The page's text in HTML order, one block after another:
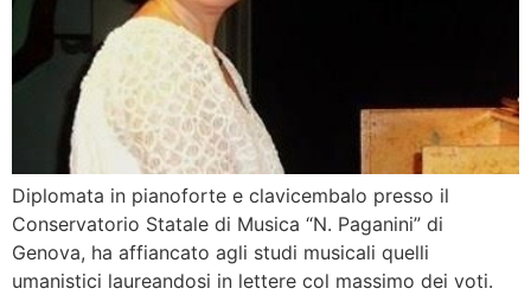
Diplomata in pianoforte e clavicembalo presso il
Conservatorio Statale di Musica “N. Paganini” di
Genova, ha affiancato agli studi musicali quelli
umanistici laureandosi in lettere col massimo dei voti.